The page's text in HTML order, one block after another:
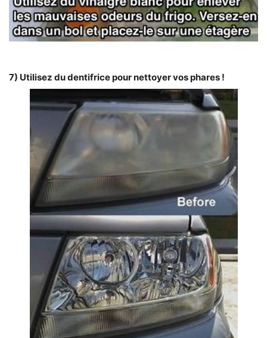
7) Utilisez du dentifrice pour nettoyer vos phares !